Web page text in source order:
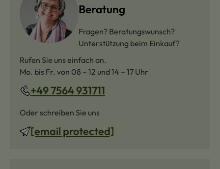
Beratung
Fragen? Beratungswunsch?
Unterstützung beim Einkauf?
Rufen Sie uns einfach an.
Mo. bis Fr. von 08 – 12 und 14 – 17 Uhr
+49 7564 931711
Oder schreiben Sie uns
[email protected]